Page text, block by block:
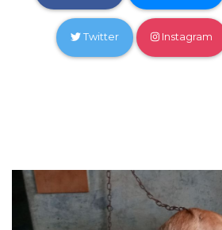
Twitter Instagram